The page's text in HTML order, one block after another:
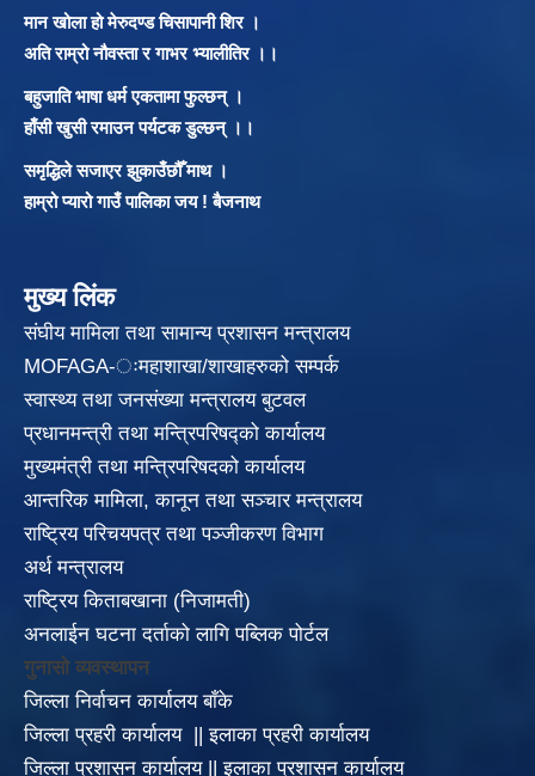
मान खोला हो मेरुदण्ड चिसापानी शिर ।
अति राम्रो नौवस्ता र गाभर भ्यालीतिर ।।
बहुजाति भाषा धर्म एकतामा फुल्छन् ।
हाँसी खुसी रमाउन पर्यटक डुल्छन् ।।
समृद्धिले सजाएर झुकाउँछौँ माथ ।
हाम्रो प्यारो गाउँ पालिका जय ! बैजनाथ
मुख्य लिंक
संघीय मामिला तथा सामान्य प्रशासन मन्त्रालय
MOFAGA-ःमहाशाखा/शाखाहरुको सम्पर्क
स्वास्थ्य तथा जनसंख्या मन्त्रालय बुटवल
प्रधानमन्त्री तथा मन्त्रिपरिषद्को कार्यालय
मुख्यमंत्री तथा मन्त्रिपरिषदको कार्यालय
आन्तरिक मामिला, कानून तथा सञ्चार मन्त्रालय
राष्ट्रिय परिचयपत्र तथा पञ्जीकरण विभाग
अर्थ मन्त्रालय
राष्ट्रिय किताबखाना (निजामती)
अनलाईन घटना दर्ताको लागि पब्लिक पोर्टल
गुनासो व्यवस्थापन
जिल्ला निर्वाचन कार्यालय बाँके
जिल्ला प्रहरी कार्यालय
||इलाका प्रहरी कार्यालय
जिल्ला प्रशासन कार्यालय||इलाका प्रशासन कार्यालय